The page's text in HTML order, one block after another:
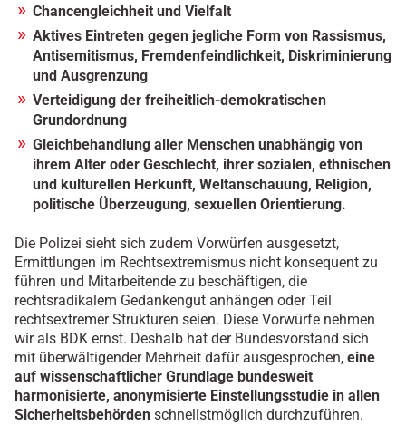
Chancengleichheit und Vielfalt
Aktives Eintreten gegen jegliche Form von Rassismus,
Antisemitismus, Fremdenfeindlichkeit, Diskriminierung
und Ausgrenzung
Verteidigung der freiheitlich-demokratischen
Grundordnung
Gleichbehandlung aller Menschen unabhängig von
ihrem Alter oder Geschlecht, ihrer sozialen, ethnischen
und kulturellen Herkunft, Weltanschauung, Religion,
politische Überzeugung, sexuellen Orientierung.
Die Polizei sieht sich zudem Vorwürfen ausgesetzt,
Ermittlungen im Rechtsextremismus nicht konsequent zu
führen und Mitarbeitende zu beschäftigen, die
rechtsradikalem Gedankengut anhängen oder Teil
rechtsextremer Strukturen seien. Diese Vorwürfe nehmen
wir als BDK ernst. Deshalb hat der Bundesvorstand sich
mit überwältigender Mehrheit dafür ausgesprochen, eine
auf wissenschaftlicher Grundlage bundesweit
harmonisierte, anonymisierte Einstellungsstudie in allen
Sicherheitsbehörden schnellstmöglich durchzuführen.